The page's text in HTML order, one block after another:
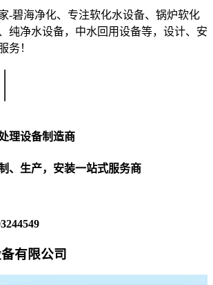
-碧海净化、专注软化水设备、锅炉软化
纯净水设备，中水回用设备等，设计、安
务！
理设备制造商
、生产，安装一站式服务商
有限公司